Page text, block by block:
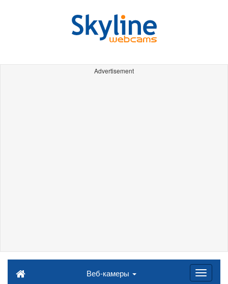
Advertisement
Веб-камеры